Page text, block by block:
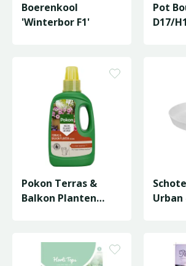
Boerenkool
'Winterbor F1'
Pot
D17/
Pokon Terras &
Balkon Planten
Urban